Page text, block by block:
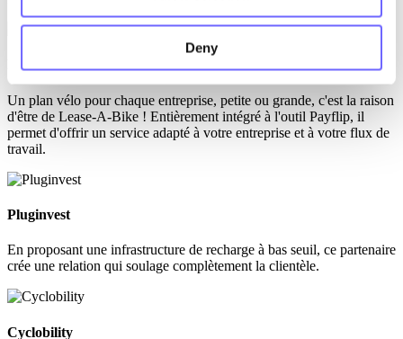
Deny
Lease-A-Bike
Un plan vélo pour chaque entreprise, petite ou grande, c'est la raison
d'être de Lease-A-Bike ! Entièrement intégré à l'outil Payflip, il
permet d'offrir un service adapté à votre entreprise et à votre flux de
travail.
Pluginvest
En proposant une infrastructure de recharge à bas seuil, ce partenaire
crée une relation qui soulage complètement la clientèle.
Cyclobility